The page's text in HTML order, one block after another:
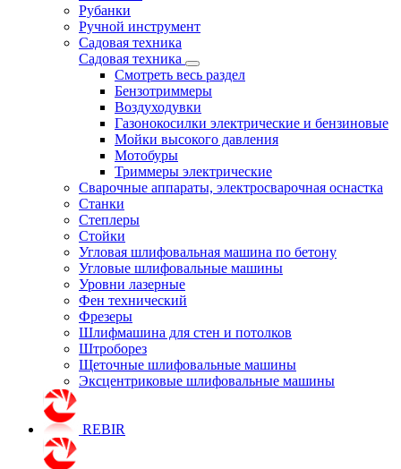
Рубанки
Ручной инструмент
Садовая техника
Садовая техника
Смотреть весь раздел
Бензотриммеры
Воздуходувки
Газонокосилки электрические и бензиновые
Мойки высокого давления
Мотобуры
Триммеры электрические
Сварочные аппараты, электросварочная оснастка
Станки
Степлеры
Стойки
Угловая шлифовальная машина по бетону
Угловые шлифовальные машины
Уровни лазерные
Фен технический
Фрезеры
Шлифмашина для стен и потолков
Штроборез
Щеточные шлифовальные машины
Эксцентриковые шлифовальные машины
REBIR